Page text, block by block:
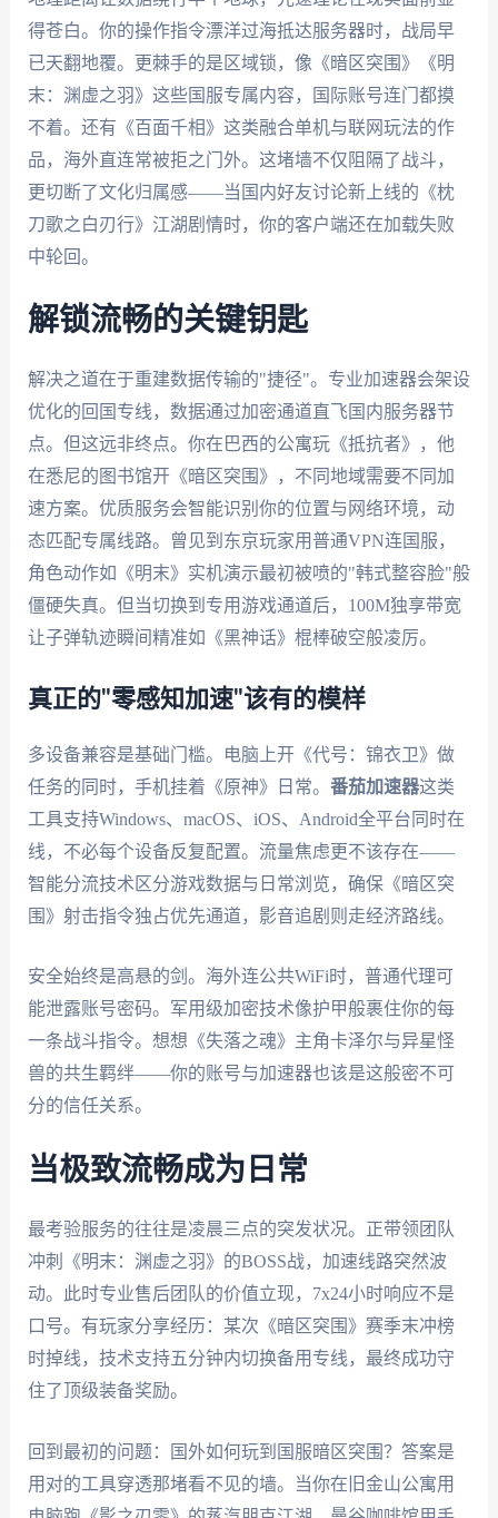
得苍白。你的操作指令漂洋过海抵达服务器时，战局早
已天翻地覆。更棘手的是区域锁，像《暗区突围》《明
末：渊虚之羽》这些国服专属内容，国际账号连门都摸
不着。还有《百面千相》这类融合单机与联网玩法的作
品，海外直连常被拒之门外。这堵墙不仅阻隔了战斗，
更切断了文化归属感——当国内好友讨论新上线的《枕
刀歌之白刃行》江湖剧情时，你的客户端还在加载失败
中轮回。
解锁流畅的关键钥匙
解决之道在于重建数据传输的"捷径"。专业加速器会架设
优化的回国专线，数据通过加密通道直飞国内服务器节
点。但这远非终点。你在巴西的公寓玩《抵抗者》，他
在悉尼的图书馆开《暗区突围》，不同地域需要不同加
速方案。优质服务会智能识别你的位置与网络环境，动
态匹配专属线路。曾见到东京玩家用普通VPN连国服，
角色动作如《明末》实机演示最初被喷的"韩式整容脸"般
僵硬失真。但当切换到专用游戏通道后，100M独享带宽
让子弹轨迹瞬间精准如《黑神话》棍棒破空般凌厉。
真正的"零感知加速"该有的模样
多设备兼容是基础门槛。电脑上开《代号：锦衣卫》做
任务的同时，手机挂着《原神》日常。 番茄加速器这类
工具支持Windows、macOS、iOS、Android全平台同时在
线，不必每个设备反复配置。流量焦虑更不该存在——
智能分流技术区分游戏数据与日常浏览，确保《暗区突
围》射击指令独占优先通道，影音追剧则走经济路线。
安全始终是高悬的剑。海外连公共WiFi时，普通代理可
能泄露账号密码。军用级加密技术像护甲般裹住你的每
一条战斗指令。想想《失落之魂》主角卡泽尔与异星怪
兽的共生羁绊——你的账号与加速器也该是这般密不可
分的信任关系。
当极致流畅成为日常
最考验服务的往往是凌晨三点的突发状况。正带领团队
冲刺《明末：渊虚之羽》的BOSS战，加速线路突然波
动。此时专业售后团队的价值立现，7x24小时响应不是
口号。有玩家分享经历：某次《暗区突围》赛季末冲榜
时掉线，技术支持五分钟内切换备用专线，最终成功守
住了顶级装备奖励。
回到最初的问题：国外如何玩到国服暗区突围？答案是
用对的工具穿透那堵看不见的墙。当你在旧金山公寓用